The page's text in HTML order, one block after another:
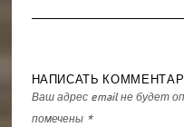
НАПИСАТЬ
Ваш адрес email не будет
помечены *